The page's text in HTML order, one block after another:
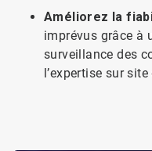
Améliorez la
imprévus grâce à
surveillance des
l’expertise sur site